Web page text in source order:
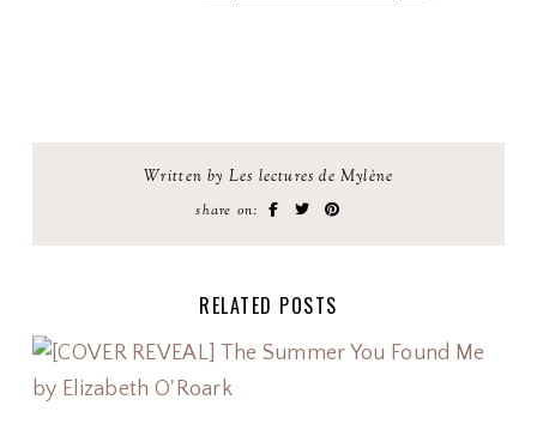
Written by Les lectures de Mylène
share on:
RELATED POSTS